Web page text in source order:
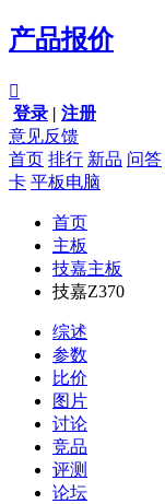
产品报价

登录 | 注册
意见反馈
首页 排行 新品 问答
卡 平板电脑
首页
主板
技嘉主板
技嘉Z370
综述
参数
比价
图片
讨论
竞品
评测
论坛